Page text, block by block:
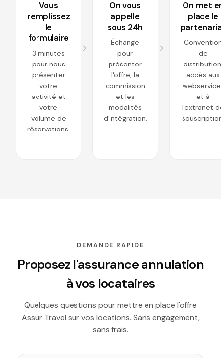
Vous
remplissez
le
formulaire
3 minutes
pour nous
présenter
votre
activité et
votre
volume de
réservations.
On vous
appelle
sous 24h
Échange
pour
présenter
l'offre, la
commission
et les
modalités
d'intégration.
On met
place le
de
accès aux
et à
l'extranet
DEMANDE RAPIDE
Proposez l'assurance annulation
à vos locataires
Quelques questions pour mettre en place l'offre
Assur Travel sur vos locations. Sans engagement,
sans frais.